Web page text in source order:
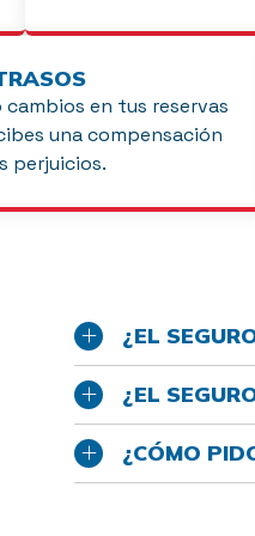
en tus reservas
una compensación
perjuicios.
¿EL
¿EL
¿CÓMO